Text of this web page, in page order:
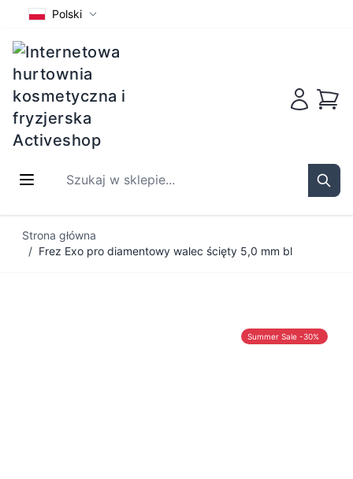
Polski
Szukaj w sklepie...
Strona główna
/ Frez Exo pro diamentowy walec ścięty 5,0 mm bl
Summer Sale -30%